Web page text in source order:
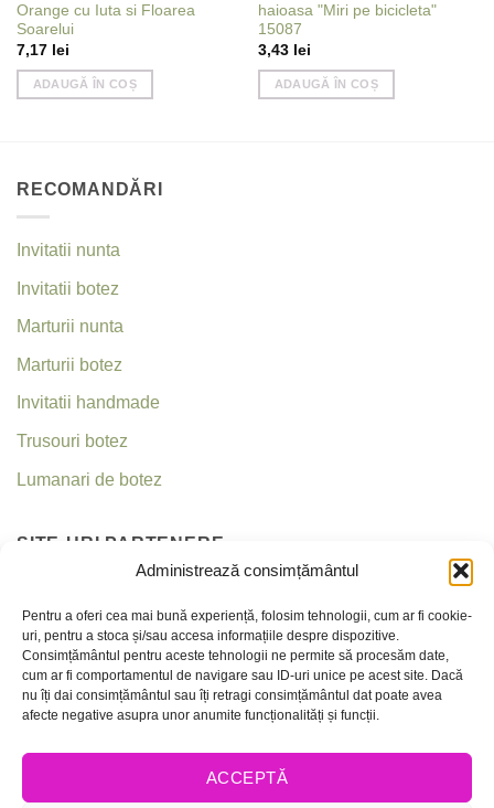
Administrează consimțământul
Pentru a oferi cea mai bună experiență, folosim tehnologii, cum ar fi cookie-
uri, pentru a stoca și/sau accesa informațiile despre dispozitive.
Consimțământul pentru aceste tehnologii ne permite să procesăm date,
cum ar fi comportamentul de navigare sau ID-uri unice pe acest site. Dacă
nu îți dai consimțământul sau îți retragi consimțământul dat poate avea
afecte negative asupra unor anumite funcționalități și funcții.
ACCEPTĂ
Orange cu Iuta si Floarea
Soarelui
7,17 lei
ADAUGĂ ÎN COȘ
haioasa "Miri pe bicicleta"
15087
3,43 lei
ADAUGĂ ÎN COȘ
RECOMANDĂRI
Invitatii nunta
Invitatii botez
Marturii nunta
Marturii botez
Invitatii handmade
Trusouri botez
Lumanari de botez
SITE-URI PARTENERE
Criseea
CONTACT
0756 237 365 / 0736 035 159
E-mail: